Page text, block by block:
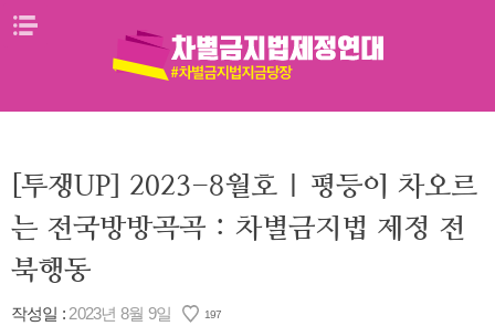
Skip
[투쟁UP] 2023-8월호 | 평등이 차오르
는 전국방방곡곡 : 차별금지법 제정 전
북행동
작성일 : 2023년 8월 9일 197